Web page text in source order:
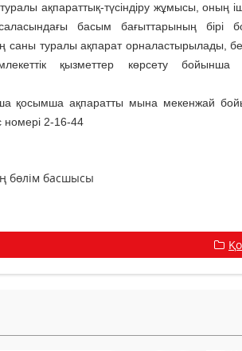
туралы ақпараттық-түсіндіру жұмысы, оның
саласындағы басым бағыттарының бірі
саны туралы ақпарат орналастырылады,
қызметтер көрсету
қосымша ақпаратты мына мекенжай
2-16-44
бөлім басшысы